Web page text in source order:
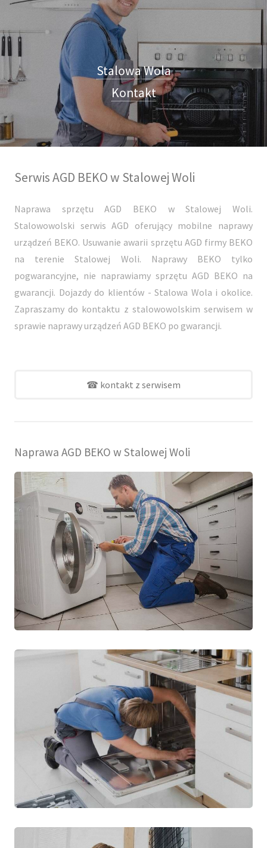
Stalowa Wola
Kontakt
Serwis AGD BEKO w Stalowej Woli
Naprawa sprzętu AGD BEKO w Stalowej Woli.
Stalowowolski serwis AGD oferujący mobilne naprawy
urządzeń BEKO. Usuwanie awarii sprzętu AGD firmy BEKO
na terenie Stalowej Woli. Naprawy BEKO tylko
pogwarancyjne, nie naprawiamy sprzętu AGD BEKO na
gwarancji. Dojazdy do klientów - Stalowa Wola i okolice.
Zapraszamy do kontaktu z stalowowolskim serwisem w
sprawie naprawy urządzeń AGD BEKO po gwarancji.
☎ kontakt z serwisem
Naprawa AGD BEKO w Stalowej Woli